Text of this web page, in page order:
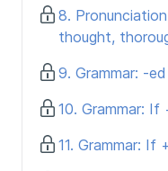
8.
thought,
9. Grammar: -
10. Grammar: If
11. Grammar: If